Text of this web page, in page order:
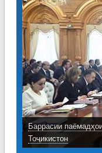
Баррасии
Тоҷикистон